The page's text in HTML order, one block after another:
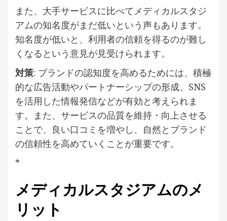
また、大手サービスに比べてメディカルスタジ
アムの知名度がまだ低いという声もあります。
知名度が低いと、利用者の信頼を得るのが難し
くなるという意見が見受けられます。
対策: ブランドの認知度を高めるためには、積極
的な広告活動やパートナーシップの形成、SNS
を活用した情報発信などが有効と考えられま
す。また、サービスの品質を維持・向上させる
ことで、良い口コミを増やし、自然とブランド
の信頼性を高めていくことが重要です。
*
メディカルスタジアムのメ
リット